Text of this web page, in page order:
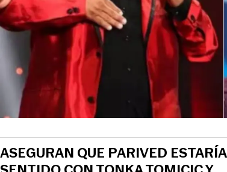
ASEGURAN QUE PARIVED ESTARÍA